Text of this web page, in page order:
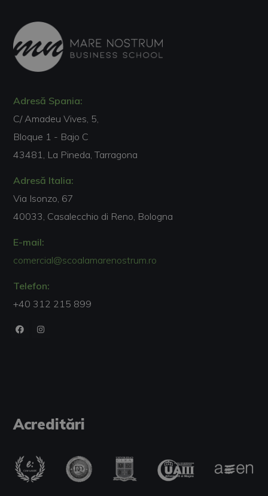
Adresă Spania:
C/ Amadeu Vives, 5,
Bloque 1 - Bajo C
43481, La Pineda, Tarragona
Adresă Italia:
Via Isonzo, 67
40033, Casalecchio di Reno, Bologna
E-mail:
comercial@scoalamarenostrum.ro
Telefon:
+40 312 215 899
Acreditări